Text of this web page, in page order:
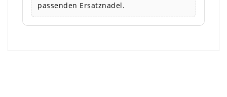
passenden Ersatznadel.